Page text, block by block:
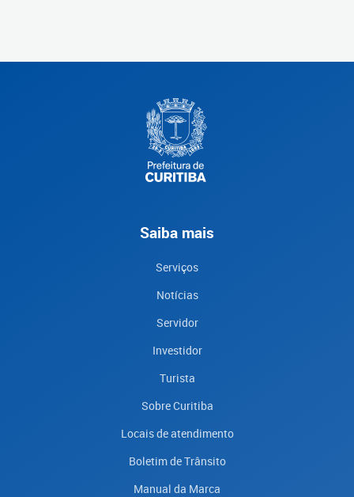
Saiba mais
Serviços
Notícias
Servidor
Investidor
Turista
Sobre Curitiba
Locais de atendimento
Boletim de Trânsito
Manual da Marca